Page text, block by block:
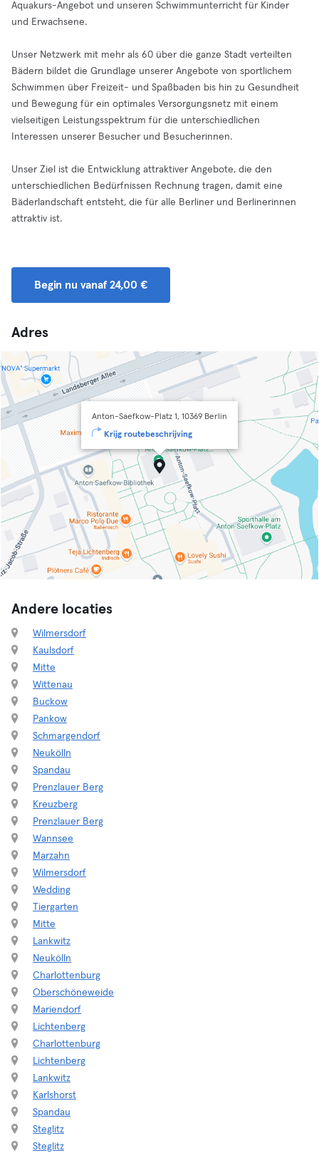
Aquakurs-Angebot und unseren Schwimmunterricht für Kinder
und Erwachsene.
Unser Netzwerk mit mehr als 60 über die ganze Stadt verteilten
Bädern bildet die Grundlage unserer Angebote von sportlichem
Schwimmen über Freizeit- und Spaßbaden bis hin zu Gesundheit
und Bewegung für ein optimales Versorgungsnetz mit einem
vielseitigen Leistungsspektrum für die unterschiedlichen
Interessen unserer Besucher und Besucherinnen.
Unser Ziel ist die Entwicklung attraktiver Angebote, die den
unterschiedlichen Bedürfnissen Rechnung tragen, damit eine
Bäderlandschaft entsteht, die für alle Berliner und Berlinerinnen
attraktiv ist.
Begin nu vanaf 24,00 €
Adres
Anton-Saefkow-Platz 1, 10369 Berlin
Krijg routebeschrijving
Andere locaties
Wilmersdorf
Kaulsdorf
Mitte
Wittenau
Buckow
Pankow
Schmargendorf
Neukölln
Spandau
Prenzlauer Berg
Kreuzberg
Prenzlauer Berg
Wannsee
Marzahn
Wilmersdorf
Wedding
Tiergarten
Mitte
Lankwitz
Neukölln
Charlottenburg
Oberschöneweide
Mariendorf
Lichtenberg
Charlottenburg
Lichtenberg
Lankwitz
Karlshorst
Spandau
Steglitz
Steglitz